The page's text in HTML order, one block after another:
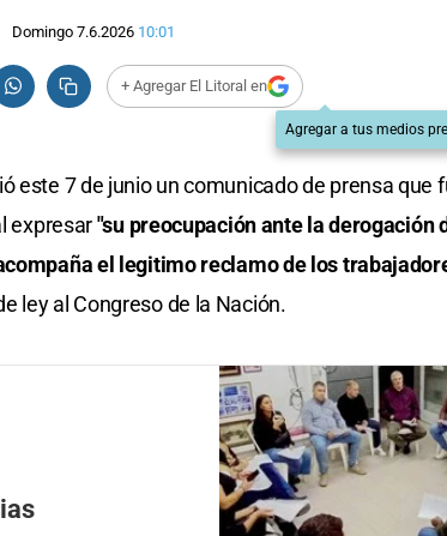
Domingo 7.6.2026 10:01
+ Agregar El Litoral en
Agregar a tus medios
este 7 de junio un comunicado de prensa que
expresar"su preocupación ante la derogación
el legitimo reclamo de los
ley al Congreso de la Nación.